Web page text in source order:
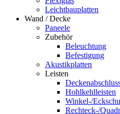
Leichtbauplatten
Wand / Decke
Paneele
Zubehör
Beleuchtung
Befestigung
Akustikplatten
Leisten
Hohlkehlleisten
Winkel-/
Rechteck-/